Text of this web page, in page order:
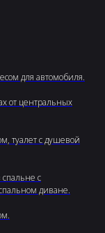
для автомобиля.
от центральных
туалет с душевой
спальне с
диване.